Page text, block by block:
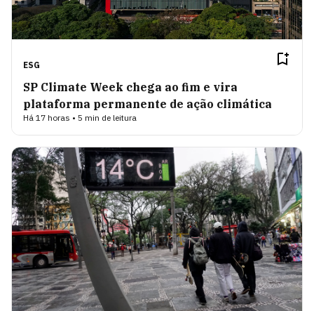
ESG
SP Climate Week chega ao fim e vira
plataforma permanente de ação climática
Há 17 horas • 5 min de leitura